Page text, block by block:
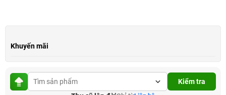
Khuyến mãi
Kiểm tra